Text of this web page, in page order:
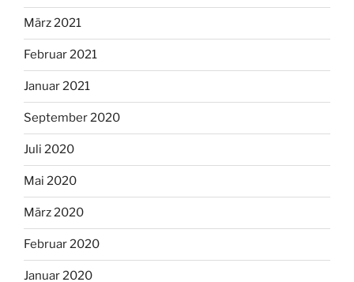
März 2021
Februar 2021
Januar 2021
September 2020
Juli 2020
Mai 2020
März 2020
Februar 2020
Januar 2020